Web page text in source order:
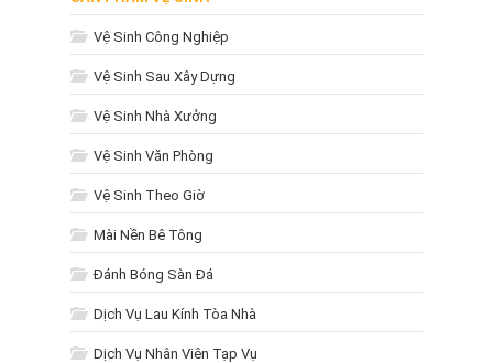
Vệ Sinh Công Nghiệp
Vệ Sinh Sau Xây Dựng
Vệ Sinh Nhà Xưởng
Vệ Sinh Văn Phòng
Vệ Sinh Theo Giờ
Mài Nền Bê Tông
Đánh Bóng Sàn Đá
Dịch Vụ Lau Kính Tòa Nhà
Dịch Vụ Nhân Viên Tạp Vụ